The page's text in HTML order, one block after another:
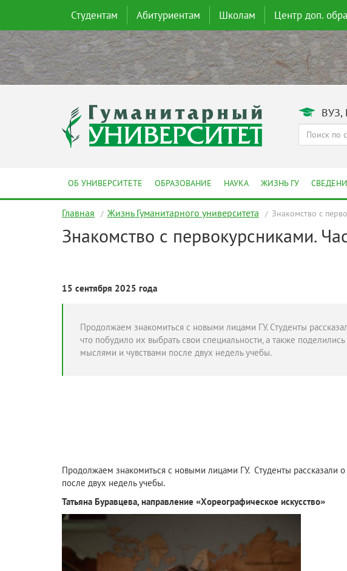
Студентам Абитуриентам Школам Центр доп.
ОБ УНИВЕРСИТЕТЕ ОБРАЗОВАНИЕ НАУКА ЖИЗНЬ ГУ
Главная Жизнь Гуманитарного университета Знакомство с
Знакомство с первокурсниками.
15 сентября 2025 года
Продолжаем знакомиться с новыми лицами ГУ. Студенты
что побудило их выбрать свои специальности, а также
мыслями и чувствами после двух недель учебы.
Продолжаем знакомиться с новыми лицами ГУ. Студенты рассказали
после двух недель учебы.
Татьяна Буравцева, направление «Хореографическое искусство»